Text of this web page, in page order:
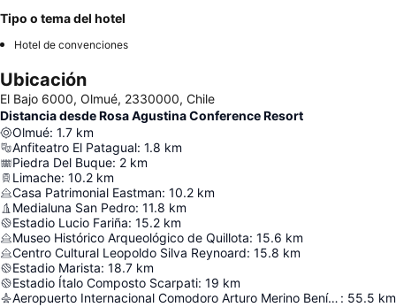
Tipo o tema del hotel
Hotel de convenciones
Ubicación
El Bajo 6000, Olmué, 2330000, Chile
Distancia desde Rosa Agustina Conference Resort
Olmué: 1.7 km
Anfiteatro El Patagual: 1.8 km
Piedra Del Buque: 2 km
Limache: 10.2 km
Casa Patrimonial Eastman: 10.2 km
Medialuna San Pedro: 11.8 km
Estadio Lucio Fariña: 15.2 km
Museo Histórico Arqueológico de Quillota: 15.6 km
Centro Cultural Leopoldo Silva Reynoard: 15.8 km
Estadio Marista: 18.7 km
Estadio Ítalo Composto Scarpati: 19 km
Aeropuerto Internacional Comodoro Arturo Merino Benítez : 55.5 km